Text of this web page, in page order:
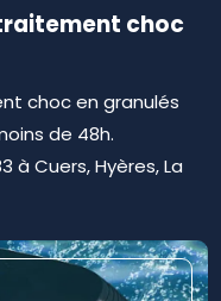
choc
choc en granulés
de 48h.
à Cuers, Hyères, La